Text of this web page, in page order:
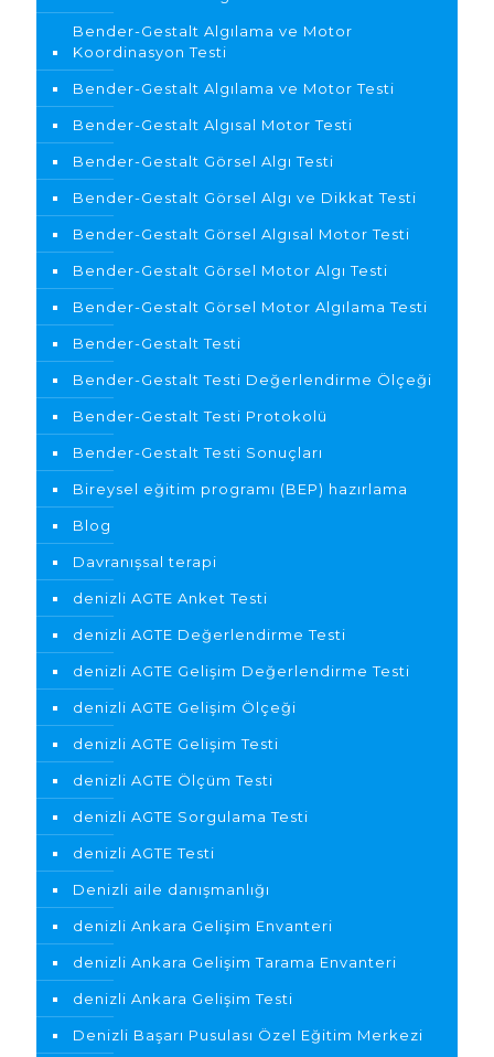
Bender-Gestalt Algılama ve Motor
Koordinasyon Testi
Bender-Gestalt Algılama ve Motor Testi
Bender-Gestalt Algısal Motor Testi
Bender-Gestalt Görsel Algı Testi
Bender-Gestalt Görsel Algı ve Dikkat Testi
Bender-Gestalt Görsel Algısal Motor Testi
Bender-Gestalt Görsel Motor Algı Testi
Bender-Gestalt Görsel Motor Algılama Testi
Bender-Gestalt Testi
Bender-Gestalt Testi Değerlendirme Ölçeği
Bender-Gestalt Testi Protokolü
Bender-Gestalt Testi Sonuçları
Bireysel eğitim programı (BEP) hazırlama
Blog
Davranışsal terapi
denizli AGTE Anket Testi
denizli AGTE Değerlendirme Testi
denizli AGTE Gelişim Değerlendirme Testi
denizli AGTE Gelişim Ölçeği
denizli AGTE Gelişim Testi
denizli AGTE Ölçüm Testi
denizli AGTE Sorgulama Testi
denizli AGTE Testi
Denizli aile danışmanlığı
denizli Ankara Gelişim Envanteri
denizli Ankara Gelişim Tarama Envanteri
denizli Ankara Gelişim Testi
Denizli Başarı Pusulası Özel Eğitim Merkezi